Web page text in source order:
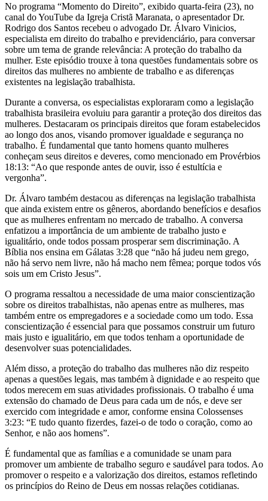
No programa “Momento do Direito”, exibido quarta-feira (23), no
canal do YouTube da Igreja Cristã Maranata, o apresentador Dr.
Rodrigo dos Santos recebeu o advogado Dr. Álvaro Vinicios,
especialista em direito do trabalho e previdenciário, para conversar
sobre um tema de grande relevância: A proteção do trabalho da
mulher. Este episódio trouxe à tona questões fundamentais sobre os
direitos das mulheres no ambiente de trabalho e as diferenças
existentes na legislação trabalhista.
Durante a conversa, os especialistas exploraram como a legislação
trabalhista brasileira evoluiu para garantir a proteção dos direitos das
mulheres. Destacaram os principais direitos que foram estabelecidos
ao longo dos anos, visando promover igualdade e segurança no
trabalho. É fundamental que tanto homens quanto mulheres
conheçam seus direitos e deveres, como mencionado em Provérbios
18:13: “Ao que responde antes de ouvir, isso é estultícia e
vergonha”.
Dr. Álvaro também destacou as diferenças na legislação trabalhista
que ainda existem entre os gêneros, abordando benefícios e desafios
que as mulheres enfrentam no mercado de trabalho. A conversa
enfatizou a importância de um ambiente de trabalho justo e
igualitário, onde todos possam prosperar sem discriminação. A
Bíblia nos ensina em Gálatas 3:28 que “não há judeu nem grego,
não há servo nem livre, não há macho nem fêmea; porque todos vós
sois um em Cristo Jesus”.
O programa ressaltou a necessidade de uma maior conscientização
sobre os direitos trabalhistas, não apenas entre as mulheres, mas
também entre os empregadores e a sociedade como um todo. Essa
conscientização é essencial para que possamos construir um futuro
mais justo e igualitário, em que todos tenham a oportunidade de
desenvolver suas potencialidades.
Além disso, a proteção do trabalho das mulheres não diz respeito
apenas a questões legais, mas também à dignidade e ao respeito que
todos merecem em suas atividades profissionais. O trabalho é uma
extensão do chamado de Deus para cada um de nós, e deve ser
exercido com integridade e amor, conforme ensina Colossenses
3:23: “E tudo quanto fizerdes, fazei-o de todo o coração, como ao
Senhor, e não aos homens”.
É fundamental que as famílias e a comunidade se unam para
promover um ambiente de trabalho seguro e saudável para todos. Ao
promover o respeito e a valorização dos direitos, estamos refletindo
os princípios do Reino de Deus em nossas relações cotidianas.